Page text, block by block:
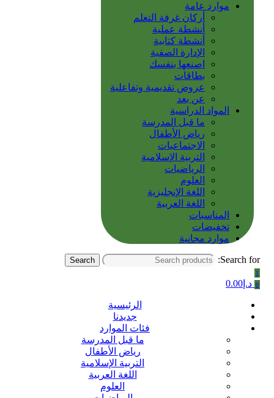
موارد عامة
أركان غرفة التعلم
أنشطة عملية
أنشطة كتابية
الإدارة الصفية
اصنعها بنفسك
بطاقات
عروض تقديمية وتفاعلية
عن بعد
المواد الدراسية
ما قبل المدرسة
رياض الأطفال
الاجتماعيات
التربية الإسلامية
الرياضيات
العلوم
اللغة الإنجليزية
اللغة العربية
المناسبات
تخفيضات
موارد مجانية
Search for:
Search
1
0 د.إ 0.00
الرئيسية
جديدنا
فئات الموارد
ما قبل المدرسة
رياض الأطفال
التربية الإسلامية
اللغة العربية
العلوم